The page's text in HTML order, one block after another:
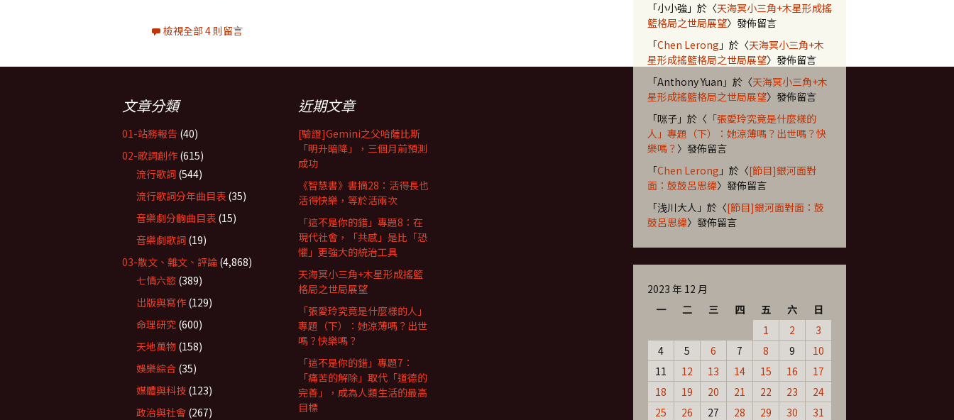
檢視全部 4 則留言
「小小強 」於〈天海冥小三角+木星形成搖
籃格局之世局展望〉發佈留言
「Chen Lerong 」於〈天海冥小三角+木
星形成搖籃格局之世局展望〉發佈留言
「Anthony Yuan 」於〈天海冥小三角+木
星形成搖籃格局之世局展望〉發佈留言
「咪子 」於〈 「張愛玲究竟是什麼樣的
人」專題（下）：她涼薄嗎？出世嗎？快
樂嗎？ 〉發佈留言
「Chen Lerong 」於〈[節目]銀河面對
面：鼓鼓呂思緯〉發佈留言
「浅川大人 」於〈[節目]銀河面對面：鼓
鼓呂思緯〉發佈留言
2023 年 12 月
一
二 三 四 五 六
日
1
2
3
4
5 6 7 8 9
10
11
12 13 14 15 16
17
18
19 20 21 22 23
24
25
26 27 28 29 30
31
文章分類
01-站務報告 (40)
02-歌詞創作 (615)
流行歌詞 (544)
流行歌詞分年曲目表 (35)
音樂劇分齣曲目表 (15)
音樂劇歌詞 (19)
03-散文、雜文、評論 (4,868)
七情六慾 (389)
出版與寫作 (129)
命理研究 (600)
天地萬物 (158)
娛樂綜合 (35)
媒體與科技 (123)
政治與社會 (267)
近期文章
[驗證]Gemini之父哈薩比斯
「明升暗降」，三個月前預測
成功
《智慧書》書摘28：活得長也
活得快樂，等於活兩次
「這不是你的錯」專題8：在
現代社會，「共感」是比「恐
懼」更強大的統治工具
天海冥小三角+木星形成搖籃
格局之世局展望
「張愛玲究竟是什麼樣的人」
專題（下）：她涼薄嗎？出世
嗎？快樂嗎？
「這不是你的錯」專題7：
「痛苦的解除」取代「道德的
完善」，成為人類生活的最高
目標